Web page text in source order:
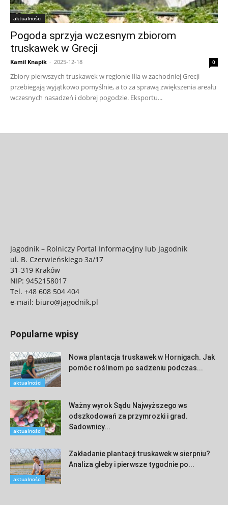
aktualności
Pogoda sprzyja wczesnym zbiorom
truskawek w Grecji
Kamil Knapik - 2025-12-18 0
Zbiory pierwszych truskawek w regionie Ilia w zachodniej Grecji
przebiegają wyjątkowo pomyślnie, a to za sprawą zwiększenia areału
wczesnych nasadzeń i dobrej pogodzie. Eksportu...
Jagodnik – Rolniczy Portal Informacyjny lub Jagodnik
ul. B. Czerwieńskiego 3a/17
31-319 Kraków
NIP: 9452158017
Tel. +48 608 504 404
e-mail: biuro@jagodnik.pl
Popularne wpisy
aktualności
Nowa plantacja truskawek w Hornigach. Jak
pomóc roślinom po sadzeniu podczas...
aktualności
Ważny wyrok Sądu Najwyższego ws
odszkodowań za przymrozki i grad.
Sadownicy...
aktualności
Zakładanie plantacji truskawek w sierpniu?
Analiza gleby i pierwsze tygodnie po...